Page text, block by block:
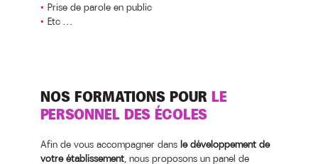
Prise de parole en public
Etc …
NOS FORMATIONS POUR LE
PERSONNEL DES ÉCOLES
Afin de vous accompagner dans le développement de
votre établissement, nous proposons un panel de